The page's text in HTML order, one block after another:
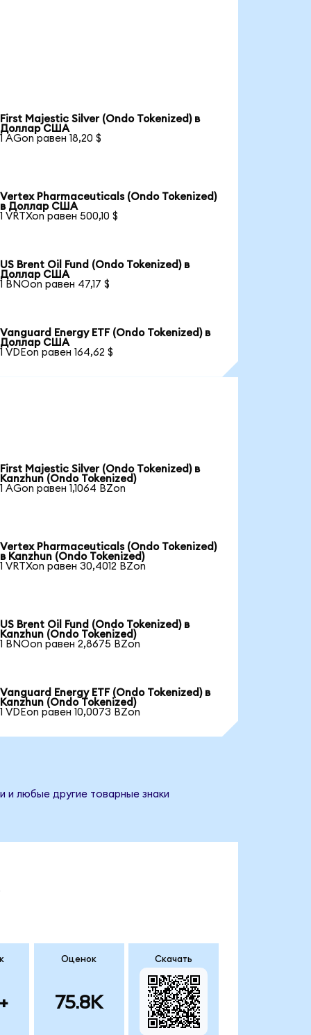
First Majestic Silver (Ondo Tokenized) в
Доллар США
1 AGon равен 18,20 $
Vertex Pharmaceuticals (Ondo Tokenized)
в Доллар США
1 VRTXon равен 500,10 $
US Brent Oil Fund (Ondo Tokenized) в
Доллар США
1 BNOon равен 47,17 $
Vanguard Energy ETF (Ondo Tokenized) в
Доллар США
1 VDEon равен 164,62 $
First Majestic Silver (Ondo Tokenized) в
Kanzhun (Ondo Tokenized)
1 AGon равен 1,1064 BZon
Vertex Pharmaceuticals (Ondo Tokenized)
в Kanzhun (Ondo Tokenized)
1 VRTXon равен 30,4012 BZon
US Brent Oil Fund (Ondo Tokenized) в
Kanzhun (Ondo Tokenized)
1 BNOon равен 2,8675 BZon
Vanguard Energy ETF (Ondo Tokenized) в
Kanzhun (Ondo Tokenized)
1 VDEon равен 10,0073 BZon
и любые другие товарные знаки
Оценок
75.8K
Скачать